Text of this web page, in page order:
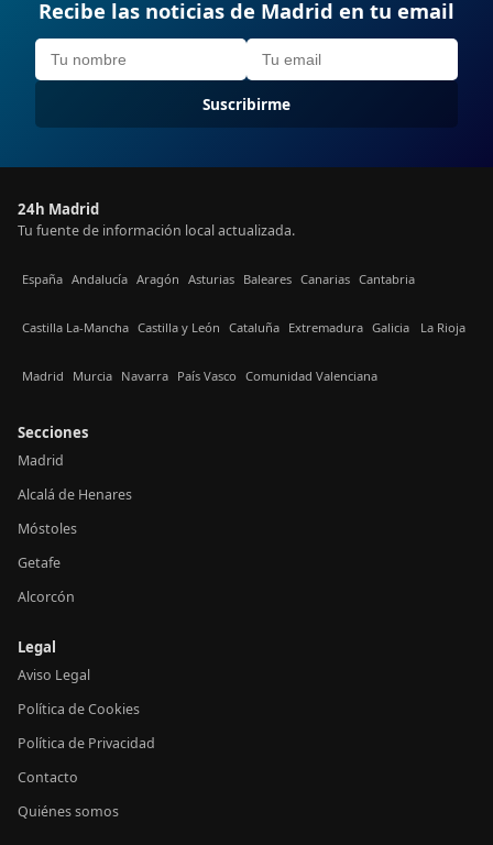
Recibe las noticias de Madrid en tu email
Suscribirme
24h Madrid
Tu fuente de información local actualizada.
España Andalucía Aragón Asturias Baleares Canarias Cantabria
Castilla La-Mancha Castilla y León Cataluña Extremadura Galicia La Rioja
Madrid Murcia Navarra País Vasco Comunidad Valenciana
Secciones
Madrid
Alcalá de Henares
Móstoles
Getafe
Alcorcón
Legal
Aviso Legal
Política de Cookies
Política de Privacidad
Contacto
Quiénes somos